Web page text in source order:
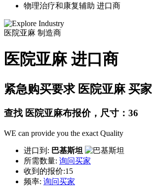
物理治疗和康复辅助 进口商
医院亚麻 制造商
医院亚麻 进口商
紧急购买要求 医院亚麻 买家
查找 医院亚麻布报价，尺寸：36
WE can provide you the exact Quality
进口到: 巴基斯坦
所需数量: 询问买家
收到的报价:15
频率: 询问买家